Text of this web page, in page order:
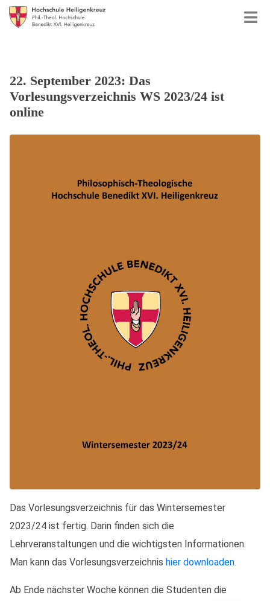
22. September 2023: Das
Vorlesungsverzeichnis WS 2023/24 ist
online
Das Vorlesungsverzeichnis für das Wintersemester
2023/24 ist fertig. Darin finden sich die
Lehrveranstaltungen und die wichtigsten Informationen.
Man kann das Vorlesungsverzeichnis hier downloaden.
Ab Ende nächster Woche können die Studenten die